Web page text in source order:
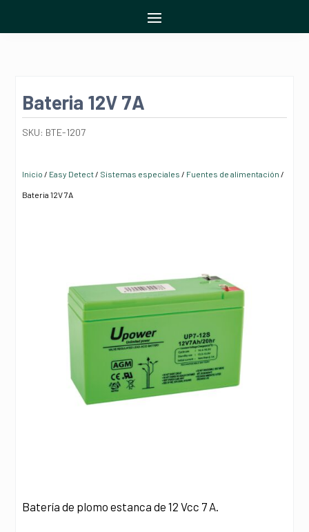
Bateria 12V 7A
SKU: BTE-1207
Inicio / Easy Detect/ Sistemas especiales / Fuentes de alimentación /
Bateria 12V 7A
Batería de plomo estanca de 12 Vcc 7 A.